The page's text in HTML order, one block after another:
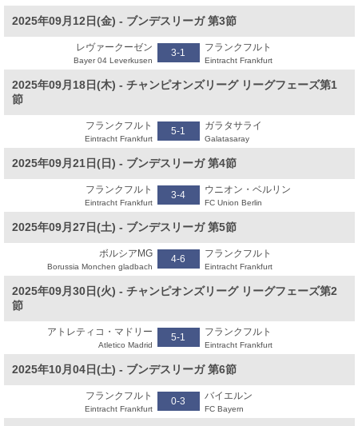
2025年09月12日(金) - ブンデスリーガ 第3節
レヴァークーゼン
Bayer 04 Leverkusen
3-1 フランクフルト
Eintracht Frankfurt
2025年09月18日(木) - チャンピオンズリーグ リーグフェーズ第1
節
フランクフルト
Eintracht Frankfurt
5-1 ガラタサライ
Galatasaray
2025年09月21日(日) - ブンデスリーガ 第4節
フランクフルト
Eintracht Frankfurt
3-4 ウニオン・ベルリン
FC Union Berlin
2025年09月27日(土) - ブンデスリーガ 第5節
ボルシアMG
Borussia Monchen gladbach
4-6 フランクフルト
Eintracht Frankfurt
2025年09月30日(火) - チャンピオンズリーグ リーグフェーズ第2
節
アトレティコ・マドリー
Atletico Madrid
5-1 フランクフルト
Eintracht Frankfurt
2025年10月04日(土) - ブンデスリーガ 第6節
フランクフルト
Eintracht Frankfurt
0-3 バイエルン
FC Bayern